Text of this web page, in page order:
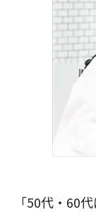
「50代・60